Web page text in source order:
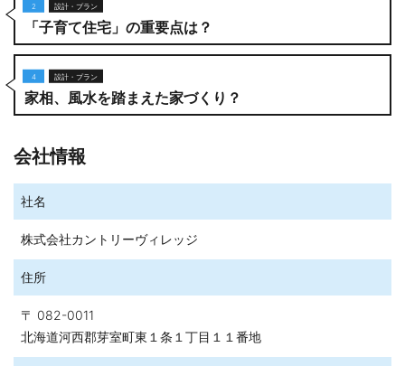
2 設計・プラン
「子育て住宅」の重要点は？
4 設計・プラン
家相、風水を踏まえた家づくり？
会社情報
社名
株式会社カントリーヴィレッジ
住所
〒 082-0011
北海道河西郡芽室町東１条１丁目１１番地